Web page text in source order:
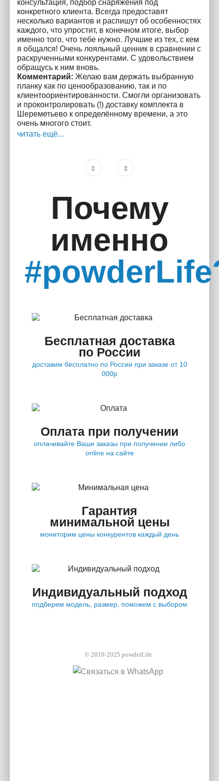
консультация, подбор снаряжения под
конкретного клиента. Всегда предоставят
несколько вариантов и распишут об особенностях
каждого, что упростит, в конечном итоге, выбор
именно того, что тебе нужно. Лучшие из тех, с кем
я общался! Очень лояльный ценник в сравнении с
раскрученными конкурентами. С удовольствием
обращусь к ним вновь.
Комментарий: Желаю вам держать выбранную
планку как по ценообразованию, так и по
клиентоориентированности. Смогли организовать
и проконтролировать (!) доставку комплекта в
Шереметьево к определённому времени, а это
очень многого стоит.
читать ещё...
Почему
именно
Бесплатная доставка
по России
доставим бесплатно по России при заказе от 10
000р
Оплата при получении
оплачивайте Ваши заказы при получении либо
online на сайте
Гарантия
минимальной цены
мониторим цены конкурентов каждый день
Индивидуальный подход
подберем модель, размер, поможем с выбором
© 2018-2025 powderLife